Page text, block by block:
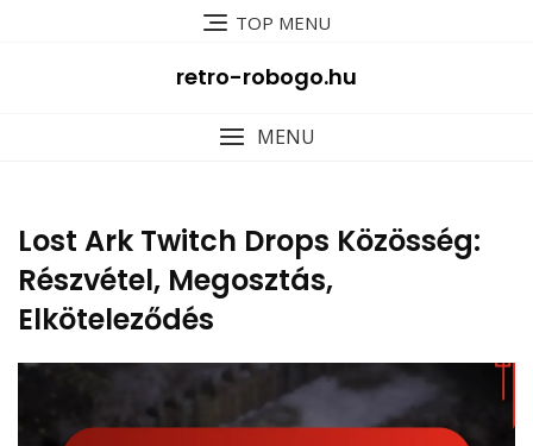
TOP MENU
retro-robogo.hu
MENU
Lost Ark Twitch Drops Közösség:
Részvétel, Megosztás,
Elköteleződés